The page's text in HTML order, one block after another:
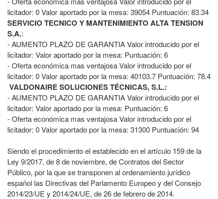
licitador: 0 Valor aportado por la mesa: 39054 Puntuación: 83.34
SERVICIO TECNICO Y MANTENIMIENTO ALTA TENSION
S.A.:
- AUMENTO PLAZO DE GARANTIA Valor introducido por el
licitador: Valor aportado por la mesa: Puntuación: 6
- Oferta económica mas ventajosa Valor introducido por el
licitador: 0 Valor aportado por la mesa: 40103.7 Puntuación: 78.4
VALDONAIRE SOLUCIONES TÉCNICAS, S.L.:
- AUMENTO PLAZO DE GARANTIA Valor introducido por el
licitador: Valor aportado por la mesa: Puntuación: 6
- Oferta económica mas ventajosa Valor introducido por el
licitador: 0 Valor aportado por la mesa: 31300 Puntuación: 94
Siendo el procedimiento el establecido en el artículo 159 de la
Ley 9/2017, de 8 de noviembre, de Contratos del Sector
Público, por la que se transponen al ordenamiento jurídico
español las Directivas del Parlamento Europeo y del Consejo
2014/23/UE y 2014/24/UE, de 26 de febrero de 2014.